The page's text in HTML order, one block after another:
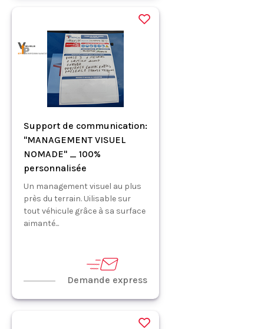
Support de communication:
"MANAGEMENT VISUEL
NOMADE" _ 100%
personnalisée
Un management visuel au plus
près du terrain. Uilisable sur
tout véhicule grâce à sa surface
aimanté...
Demande express